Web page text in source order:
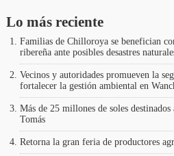
Lo más reciente
Familias de Chilloroya se benefician
ribereña ante posibles desastres
Vecinos y autoridades promueven la
fortalecer la gestión ambiental en
Más de 25 millones de soles
Tomás
Retorna la gran feria de productores